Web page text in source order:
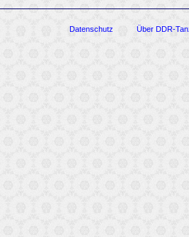
Datenschutz Über DDR-